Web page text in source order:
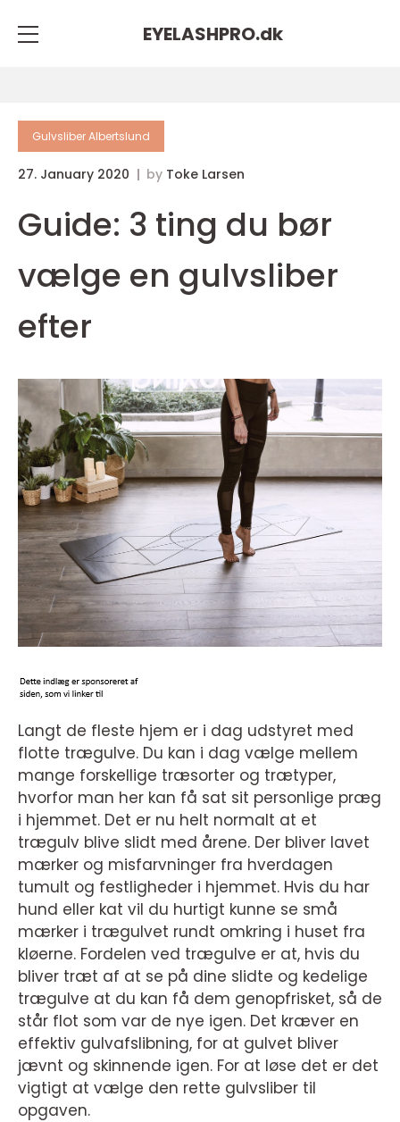
EYELASHPRO.dk
Gulvsliber Albertslund
27. January 2020 by Toke Larsen
Guide: 3 ting du bør
vælge en gulvsliber
efter
Langt de fleste hjem er i dag udstyret med
flotte trægulve. Du kan i dag vælge mellem
mange forskellige træsorter og trætyper,
hvorfor man her kan få sat sit personlige præg
i hjemmet. Det er nu helt normalt at et
trægulv blive slidt med årene. Der bliver lavet
mærker og misfarvninger fra hverdagen
tumult og festligheder i hjemmet. Hvis du har
hund eller kat vil du hurtigt kunne se små
mærker i trægulvet rundt omkring i huset fra
kløerne. Fordelen ved trægulve er at, hvis du
bliver træt af at se på dine slidte og kedelige
trægulve at du kan få dem genopfrisket, så de
står flot som var de nye igen. Det kræver en
effektiv gulvafslibning, for at gulvet bliver
jævnt og skinnende igen. For at løse det er det
vigtigt at vælge den rette gulvsliber til
opgaven.